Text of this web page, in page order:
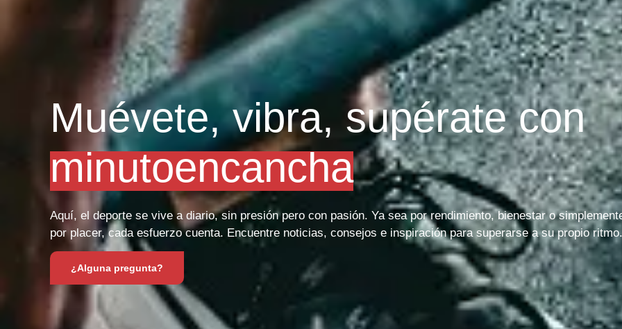
Muévete, vibra, supérate con
minutoencancha
Aquí, el deporte se vive a diario, sin presión pero con pasión. Ya sea por rendimiento, bienestar o
por placer, cada esfuerzo cuenta. Encuentre noticias, consejos e inspiración para superarse a su propio ritmo.
¿Alguna pregunta?